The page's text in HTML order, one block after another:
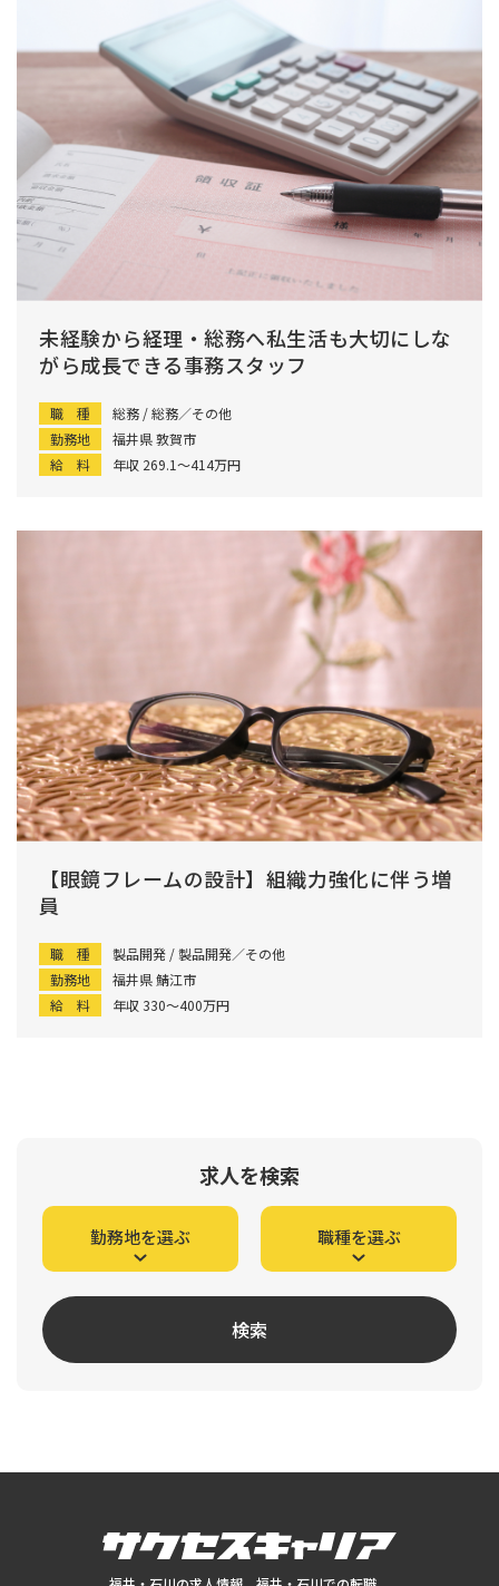
未経験から経理・総務へ私生活も大切にしな
がら成長できる事務スタッフ
職 種
総務 / 総務／その他
勤務地
福井県 敦賀市
給 料
年収 269.1〜414万円
【眼鏡フレームの設計】組織力強化に伴う増
員
職 種
製品開発 / 製品開発／その他
勤務地
福井県 鯖江市
給 料
年収 330〜400万円
求人を検索
勤務地を選ぶ 職種を選ぶ
検索